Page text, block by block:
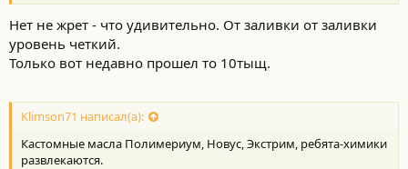
Нет не жрет - что удивительно. От заливки от заливки
уровень четкий.
Только вот недавно прошел то 10тыщ.
Klimson71 написал(а):
Кастомные масла Полимериум, Новус, Экстрим, ребята-химики
развлекаются.